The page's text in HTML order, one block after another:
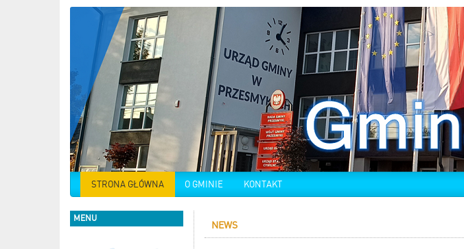
STRONA GŁÓWNA O GMINIE KONTAKT
MENU
NEWS